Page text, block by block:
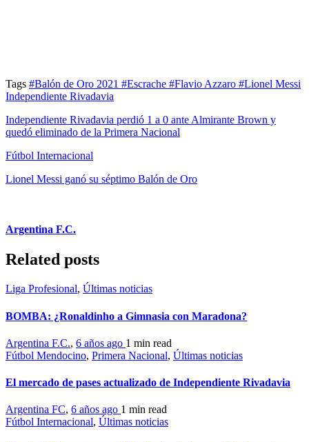
Tags #Balón de Oro 2021 #Escrache #Flavio Azzaro #Lionel Messi
Independiente Rivadavia
Independiente Rivadavia perdió 1 a 0 ante Almirante Brown y
quedó eliminado de la Primera Nacional
Fútbol Internacional
Lionel Messi ganó su séptimo Balón de Oro
Argentina F.C.
Related posts
Liga Profesional, Últimas noticias
BOMBA: ¿Ronaldinho a Gimnasia con Maradona?
Argentina F.C., 6 años ago 1 min read
Fútbol Mendocino, Primera Nacional, Últimas noticias
El mercado de pases actualizado de Independiente Rivadavia
Argentina FC, 6 años ago 1 min read
Fútbol Internacional, Últimas noticias